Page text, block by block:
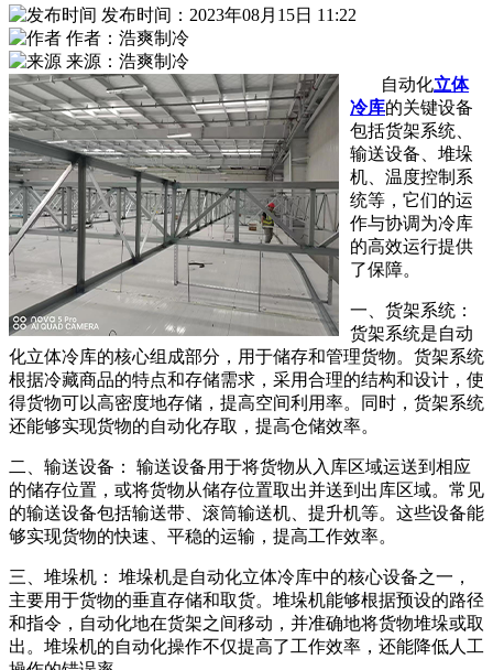
发布时间：2023年08月15日 11:22
作者：浩爽制冷
来源：浩爽制冷
自动化立体
冷库的关键设备
包括货架系统、
输送设备、堆垛
机、温度控制系
统等，它们的运
作与协调为冷库
的高效运行提供
了保障。
一、货架系统：
货架系统是自动
化立体冷库的核心组成部分，用于储存和管理货物。货架系统
根据冷藏商品的特点和存储需求，采用合理的结构和设计，使
得货物可以高密度地存储，提高空间利用率。同时，货架系统
还能够实现货物的自动化存取，提高仓储效率。
二、输送设备： 输送设备用于将货物从入库区域运送到相应
的储存位置，或将货物从储存位置取出并送到出库区域。常见
的输送设备包括输送带、滚筒输送机、提升机等。这些设备能
够实现货物的快速、平稳的运输，提高工作效率。
三、堆垛机： 堆垛机是自动化立体冷库中的核心设备之一，
主要用于货物的垂直存储和取货。堆垛机能够根据预设的路径
和指令，自动化地在货架之间移动，并准确地将货物堆垛或取
出。堆垛机的自动化操作不仅提高了工作效率，还能降低人工